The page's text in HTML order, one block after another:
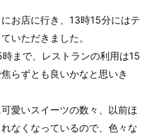
お店に行き、13時15分にはテ
いただきました。
まで、レストランの利用は15
らずとも良いかなと思いき
愛いスイーツの数々、以前ほ
なくなっているので、色々な